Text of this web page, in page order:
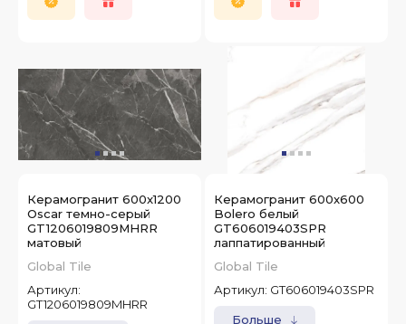
Керамогранит 600x1200
Oscar темно-серый
GT1206019809MHRR
матовый
Global Tile
Артикул:
GT1206019809MHRR
Керамогранит 600x600
Bolero белый
GT606019403SPR
лаппатированный
Global Tile
Артикул: GT606019403SPR
Больше